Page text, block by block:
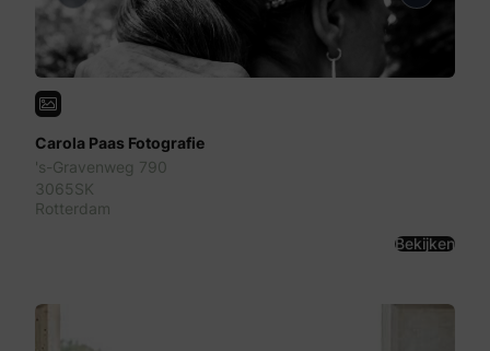
Carola Paas Fotografie
's-Gravenweg 790
3065SK
Rotterdam
Bekijken